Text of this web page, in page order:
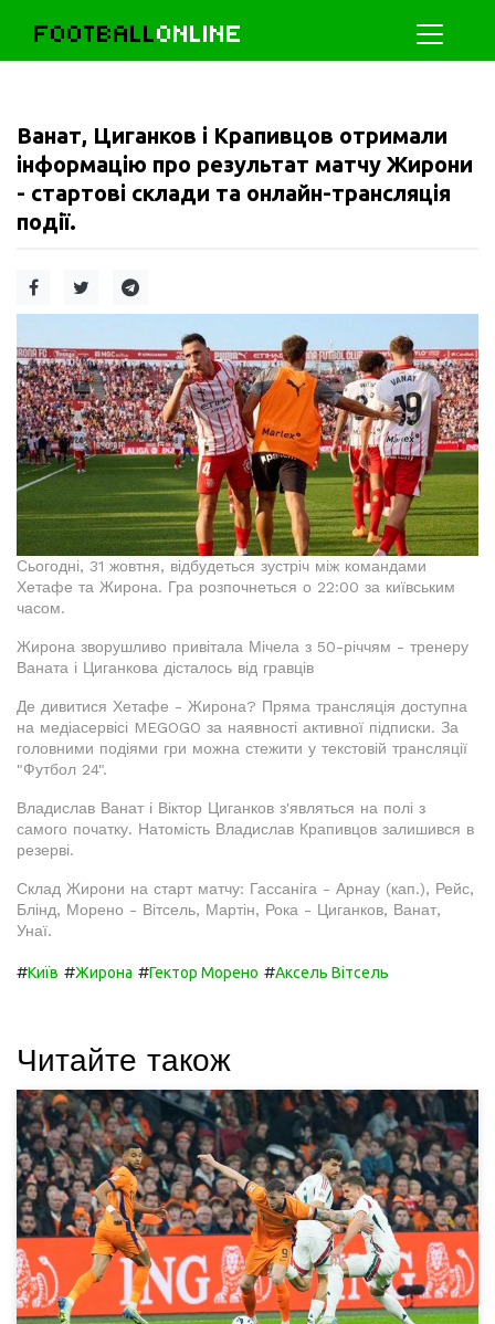
FOOTBALLONLINE
Ванат, Циганков і Крапивцов отримали
інформацію про результат матчу Жирони
- стартові склади та онлайн-трансляція
події.
Сьогодні, 31 жовтня, відбудеться зустріч між командами
Хетафе та Жирона. Гра розпочнеться о 22:00 за київським
часом.
Жирона зворушливо привітала Мічела з 50-річчям - тренеру
Ваната і Циганкова дісталось від гравців
Де дивитися Хетафе - Жирона? Пряма трансляція доступна
на медіасервісі MEGOGO за наявності активної підписки. За
головними подіями гри можна стежити у текстовій трансляції
"Футбол 24".
Владислав Ванат і Віктор Циганков з'являться на полі з
самого початку. Натомість Владислав Крапивцов залишився в
резерві.
Склад Жирони на старт матчу: Гассаніга - Арнау (кап.), Рейс,
Блінд, Морено - Вітсель, Мартін, Рока - Циганков, Ванат,
Унаї.
#Київ #Жирона #Гектор Морено #Аксель Вітсель
Читайте також